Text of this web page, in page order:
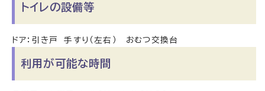
トイレの設備等
ドア：引き戸 手すり（左右） おむつ交換台
利用が可能な時間